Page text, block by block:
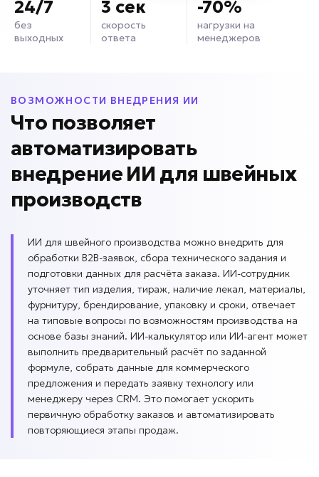
24/7
без
выходных
3 сек
скорость
ответа
-70%
нагрузки на
менеджеров
ВОЗМОЖНОСТИ ВНЕДРЕНИЯ ИИ
Что позволяет
автоматизировать
внедрение ИИ для швейных
производств
ИИ для швейного производства можно внедрить для
обработки B2B-заявок, сбора технического задания и
подготовки данных для расчёта заказа. ИИ-сотрудник
уточняет тип изделия, тираж, наличие лекал, материалы,
фурнитуру, брендирование, упаковку и сроки, отвечает
на типовые вопросы по возможностям производства на
основе базы знаний. ИИ-калькулятор или ИИ-агент может
выполнить предварительный расчёт по заданной
формуле, собрать данные для коммерческого
предложения и передать заявку технологу или
менеджеру через CRM. Это помогает ускорить
первичную обработку заказов и автоматизировать
повторяющиеся этапы продаж.